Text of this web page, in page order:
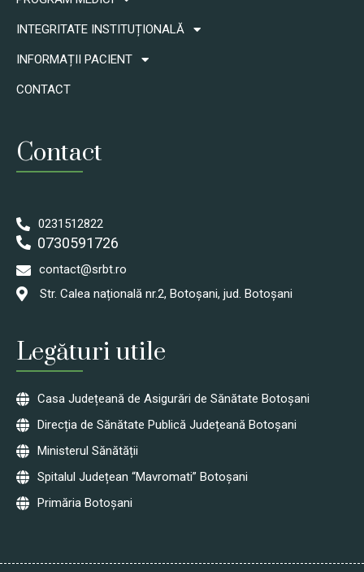
INTEGRITATE INSTITUȚIONALĂ
INFORMAȚII PACIENT
CONTACT
Contact
0231512822
0730591726
contact@srbt.ro
Str. Calea națională nr.2, Botoșani, jud. Botoșani
Legături utile
Casa Județeană de Asigurări de Sănătate Botoșani
Direcția de Sănătate Publică Județeană Botoșani
Ministerul Sănătății
Spitalul Județean “Mavromati” Botoșani
Primăria Botoșani